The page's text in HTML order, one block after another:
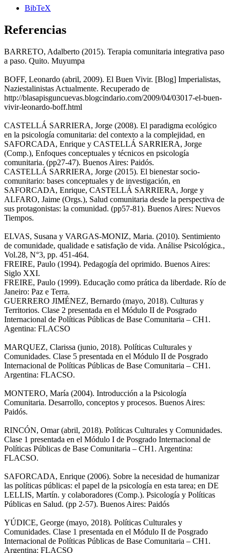
BibTeX
Referencias
BARRETO, Adalberto (2015). Terapia comunitaria integrativa paso
a paso. Quito. Muyumpa
BOFF, Leonardo (abril, 2009). El Buen Vivir. [Blog] Imperialistas,
Naziestalinistas Actualmente. Recuperado de
http://blasapisguncuevas.blogcindario.com/2009/04/03017-el-buen-
vivir-leonardo-boff.html
CASTELLÁ SARRIERA, Jorge (2008). El paradigma ecológico
en la psicología comunitaria: del contexto a la complejidad, en
SAFORCADA, Enrique y CASTELLÁ SARRIERA, Jorge
(Comp.), Enfoques conceptuales y técnicos en psicología
comunitaria. (pp27-47). Buenos Aires: Paidós.
CASTELLÁ SARRIERA, Jorge (2015). El bienestar socio-
comunitario: bases conceptuales y de investigación, en
SAFORCADA, Enrique, CASTELLÁ SARRIERA, Jorge y
ALFARO, Jaime (Orgs.), Salud comunitaria desde la perspectiva de
sus protagonistas: la comunidad. (pp57-81). Buenos Aires: Nuevos
Tiempos.
ELVAS, Susana y VARGAS-MONIZ, Maria. (2010). Sentimiento
de comunidade, qualidade e satisfação de vida. Análise Psicológica.,
Vol.28, N°3, pp. 451-464.
FREIRE, Paulo (1994). Pedagogía del oprimido. Buenos Aires:
Siglo XXI.
FREIRE, Paulo (1999). Educação como prática da liberdade. Río de
Janeiro: Paz e Terra.
GUERRERO JIMÉNEZ, Bernardo (mayo, 2018). Culturas y
Territorios. Clase 2 presentada en el Módulo II de Posgrado
Internacional de Políticas Públicas de Base Comunitaria – CH1.
Agentina: FLACSO
MARQUEZ, Clarissa (junio, 2018). Políticas Culturales y
Comunidades. Clase 5 presentada en el Módulo II de Posgrado
Internacional de Políticas Públicas de Base Comunitaria – CH1.
Argentina: FLACSO.
MONTERO, María (2004). Introducción a la Psicología
Comunitaria. Desarrollo, conceptos y procesos. Buenos Aires:
Paidós.
RINCÓN, Omar (abril, 2018). Políticas Culturales y Comunidades.
Clase 1 presentada en el Módulo I de Posgrado Internacional de
Políticas Públicas de Base Comunitaria – CH1. Argentina:
FLACSO.
SAFORCADA, Enrique (2006). Sobre la necesidad de humanizar
las políticas públicas: el papel de la psicología en esta tarea; en DE
LELLIS, Martín. y colaboradores (Comp.). Psicología y Políticas
Públicas en Salud. (pp 2-57). Buenos Aires: Paidós
YÚDICE, George (mayo, 2018). Políticas Culturales y
Comunidades. Clase 1 presentada en el Módulo II de Posgrado
Internacional de Políticas Públicas de Base Comunitaria – CH1.
Argentina: FLACSO